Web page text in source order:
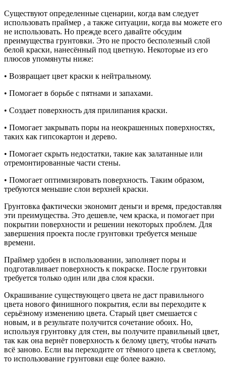
Существуют определенные сценарии, когда вам следует
использовать праймер , а также ситуации, когда вы можете его
не использовать. Но прежде всего давайте обсудим
преимущества грунтовки. Это не просто бесполезный слой
белой краски, нанесённый под цветную. Некоторые из его
плюсов упомянуты ниже:
• Возвращает цвет краски к нейтральному.
• Помогает в борьбе с пятнами и запахами.
• Создает поверхность для прилипания краски.
• Помогает закрывать поры на неокрашенных поверхностях,
таких как гипсокартон и дерево.
• Помогает скрыть недостатки, такие как залатанные или
отремонтированные части стены.
• Помогает оптимизировать поверхность. Таким образом,
требуются меньшие слои верхней краски.
Грунтовка фактически экономит деньги и время, предоставляя
эти преимущества. Это дешевле, чем краска, и помогает при
покрытии поверхности и решении некоторых проблем. Для
завершения проекта после грунтовки требуется меньше
времени.
Праймер удобен в использовании, заполняет поры и
подготавливает поверхность к покраске. После грунтовки
требуется только один или два слоя краски.
Окрашивание существующего цвета не даст правильного
цвета нового финишного покрытия, если вы переходите к
серьёзному изменению цвета. Старый цвет смешается с
новым, и в результате получится сочетание обоих. Но,
используя грунтовку для стен, вы получите правильный цвет,
так как она вернёт поверхность к белому цвету, чтобы начать
всё заново. Если вы переходите от тёмного цвета к светлому,
то использование грунтовки еще более важно.